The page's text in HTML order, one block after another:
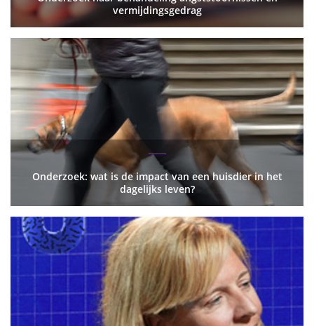
vermijdingsgedrag
Onderzoek: wat is de impact van een huisdier in het
dagelijks leven?